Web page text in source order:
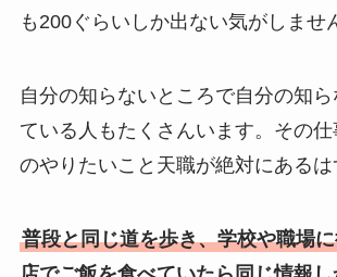
も200ぐらいしか出ない気がしませ
自分の知らないところで自分の知
ている人もたくさんいます。その
のやりたいこと天職が絶対にあるは
普段と同じ道を歩き、学校や職場